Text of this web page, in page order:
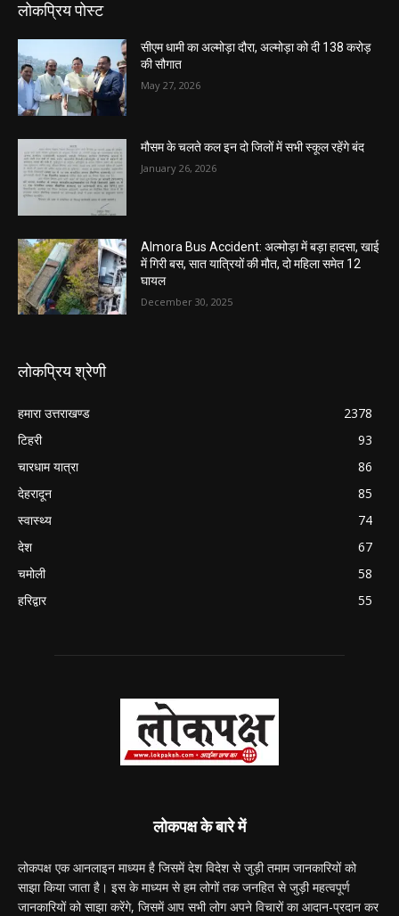
लोकप्रिय पोस्ट
सीएम धामी का अल्मोड़ा दौरा, अल्मोड़ा को दी 138 करोड़
की सौगात
May 27, 2026
मौसम के चलते कल इन दो जिलों में सभी स्कूल रहेंगे बंद
January 26, 2026
Almora Bus Accident: अल्मोड़ा में बड़ा हादसा, खाई
में गिरी बस, सात यात्रियों की मौत, दो महिला समेत 12
घायल
December 30, 2025
लोकप्रिय श्रेणी
हमारा उत्तराखण्ड
2378
टिहरी
93
चारधाम यात्रा
86
देहरादून
85
स्वास्थ्य
74
देश
67
चमोली
58
हरिद्वार
55
लोकपक्ष के बारे में
लोकपक्ष एक आनलाइन माध्यम है जिसमें देश विदेश से जुड़ी तमाम जानकारियों को
साझा किया जाता है। इस के माध्यम से हम लोगों तक जनहित से जुड़ी महत्वपूर्ण
जानकारियों को साझा करेंगे, जिसमें आप सभी लोग अपने विचारों का आदान-प्रदान कर